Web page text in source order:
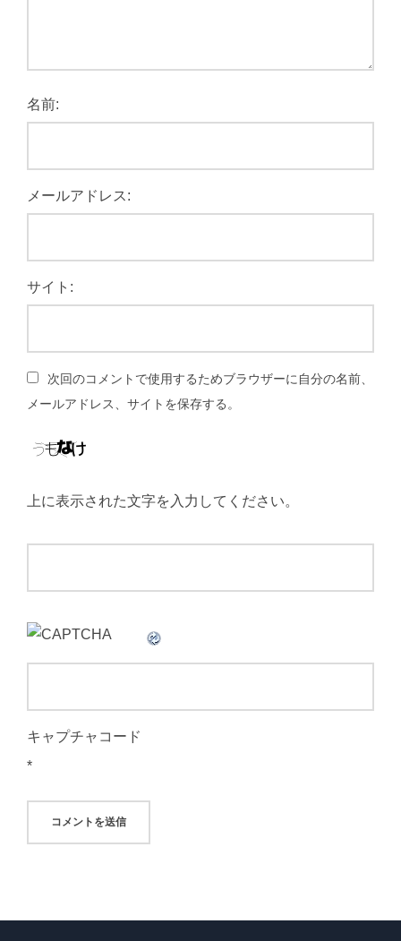
名前:
メールアドレス:
サイト:
次回のコメントで使用するためブラウザーに自分の名前、
メールアドレス、サイトを保存する。
上に表示された文字を入力してください。
キャプチャコード
*